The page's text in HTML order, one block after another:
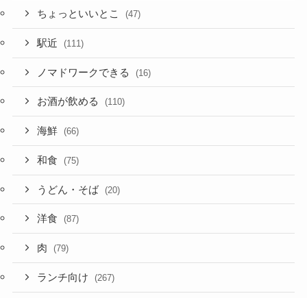
ちょっといいとこ (47)
駅近 (111)
ノマドワークできる (16)
お酒が飲める (110)
海鮮 (66)
和食 (75)
うどん・そば (20)
洋食 (87)
肉 (79)
ランチ向け (267)